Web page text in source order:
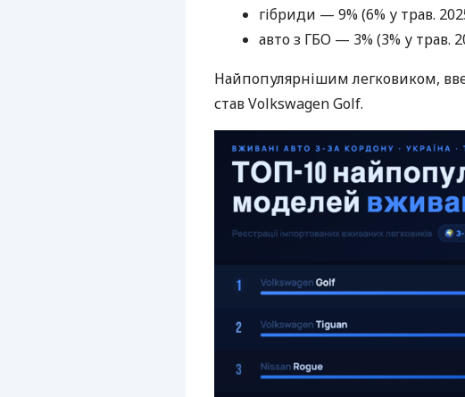
гібриди — 9% (6% у трав.
авто з ГБО — 3% (3% у трав.
Найпопулярнішим легковиком,
став Volkswagen Golf.